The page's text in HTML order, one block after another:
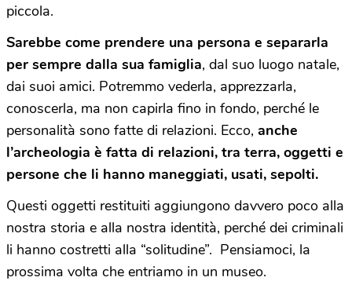
piccola.
Sarebbe come prendere una persona e separarla
per sempre dalla sua famiglia, dal suo luogo natale,
dai suoi amici. Potremmo vederla, apprezzarla,
conoscerla, ma non capirla fino in fondo, perché le
personalità sono fatte di relazioni. Ecco, anche
l’archeologia è fatta di relazioni, tra terra, oggetti e
persone che li hanno maneggiati, usati, sepolti.
Questi oggetti restituiti aggiungono davvero poco alla
nostra storia e alla nostra identità, perché dei criminali
li hanno costretti alla “solitudine”. Pensiamoci, la
prossima volta che entriamo in un museo.